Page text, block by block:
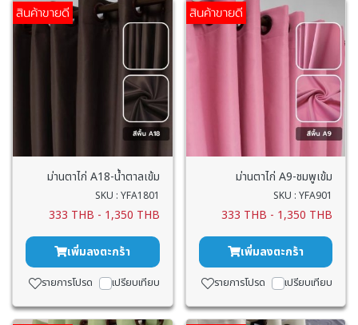
สินค้าขายดี
ม่านตาไก่ A18-น้ำตาลเข้ม
SKU : YFA1801
333 THB - 1,350 THB
เพิ่มลงตะกร้า
รายการโปรด เปรียบเทียบ
สินค้าขายดี
ม่านตาไก่ A9-ชมพูเข้ม
SKU : YFA901
333 THB - 1,350 THB
เพิ่มลงตะกร้า
รายการโปรด เปรียบเทียบ